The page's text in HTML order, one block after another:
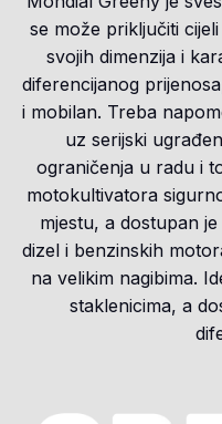
se može priključiti
svojih dimenzija i
diferencijanog
i mobilan. Treba
uz serijski
ograničenja u radu i
motokultivatora
mjestu, a dostupan
dizel i benzinskih
na velikim nagibima.
staklenicima, a